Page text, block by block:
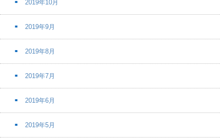
2019年10月
2019年9月
2019年8月
2019年7月
2019年6月
2019年5月